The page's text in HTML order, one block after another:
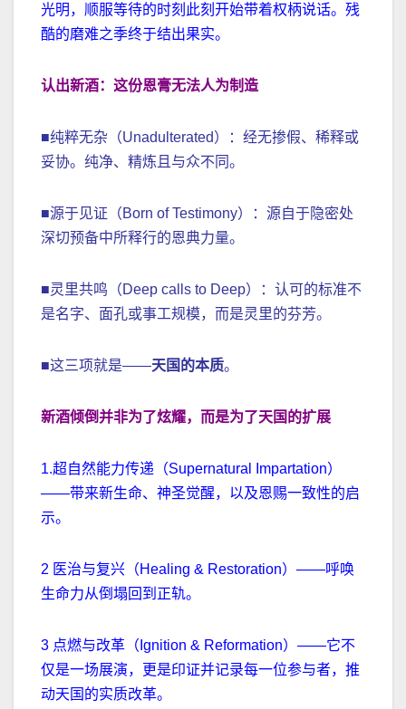
光明，顺服等待的时刻此刻开始带着权柄说话。残
酷的磨难之季终于结出果实。
认出新酒：这份恩膏无法人为制造
■纯粹无杂（Unadulterated）：经无掺假、稀释或
妥协。纯净、精炼且与众不同。
■源于见证（Born of Testimony）：源自于隐密处
深切预备中所释行的恩典力量。
■灵里共鸣（Deep calls to Deep）：认可的标准不
是名字、面孔或事工规模，而是灵里的芬芳。
■这三项就是——天国的本质。
新酒倾倒并非为了炫耀，而是为了天国的扩展
1.超自然能力传递（Supernatural Impartation）
——带来新生命、神圣觉醒，以及恩赐一致性的启
示。
2 医治与复兴（Healing & Restoration）——呼唤
生命力从倒塌回到正轨。
3 点燃与改革（Ignition & Reformation）——它不
仅是一场展演，更是印证并记录每一位参与者，推
动天国的实质改革。